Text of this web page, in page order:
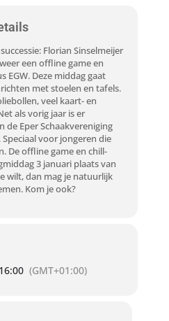
Florian Sinselmeijer
een offline game en
EGW. Deze middag gaat
met stoelen en tafels.
veel kaart- en
als vorig jaar is er
de Eper Schaakvereniging
Speciaal voor jongeren die
De offline game en chill-
3 januari plaats van
wilt, dan mag je natuurlijk
Kom je ook?
16:00 (GMT+01:00)